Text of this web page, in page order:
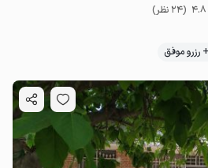
4.8 (24 نظر)